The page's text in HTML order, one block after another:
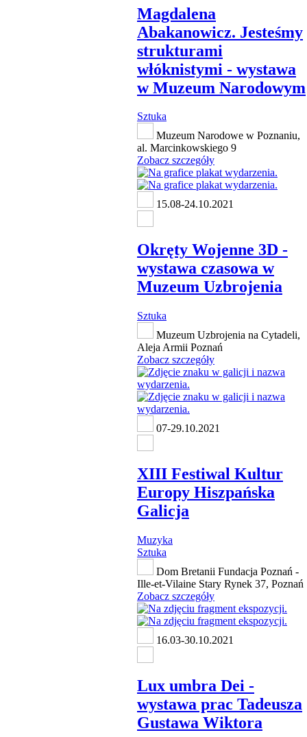
Magdalena
Abakanowicz. Jesteśmy
strukturami
włóknistymi - wystawa
w Muzeum Narodowym
Sztuka
Muzeum Narodowe w Poznaniu,
al. Marcinkowskiego 9
Zobacz szczegóły
15.08-24.10.2021
Okręty Wojenne 3D -
wystawa czasowa w
Muzeum Uzbrojenia
Sztuka
Muzeum Uzbrojenia na Cytadeli,
Aleja Armii Poznań
Zobacz szczegóły
07-29.10.2021
XIII Festiwal Kultur
Europy Hiszpańska
Galicja
Muzyka
Sztuka
Dom Bretanii Fundacja Poznań -
Ille-et-Vilaine Stary Rynek 37, Poznań
Zobacz szczegóły
16.03-30.10.2021
Lux umbra Dei -
wystawa prac Tadeusza
Gustawa Wiktora